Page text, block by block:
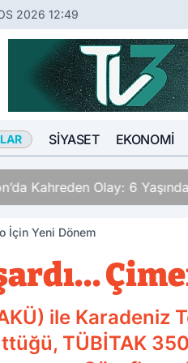
2026 12:49
SIYASET EKONOMI
6 Yaşındaki Çocuk 6.
İçin Yeni Dönem
ile Karadeniz
TÜBİTAK